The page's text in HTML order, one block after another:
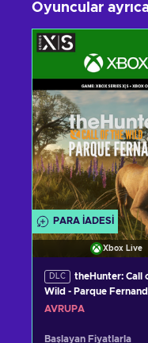
Oyuncular
PARA IADESI
Xbox Live
DLC
theHunter: Call
Wild - Parque
XBOX LIVE Key
AVRUPA
Başlayan Fiyatlarla